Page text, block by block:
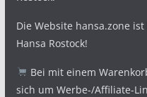
Die Website hansa.zone
Hansa Rostock!
Bei mit einem
sich um Werbe-/Affiliate-